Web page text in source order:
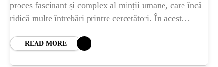
proces fascinant și complex al minții umane, care încă
ridică multe întrebări printre cercetători. În acest
READ MORE